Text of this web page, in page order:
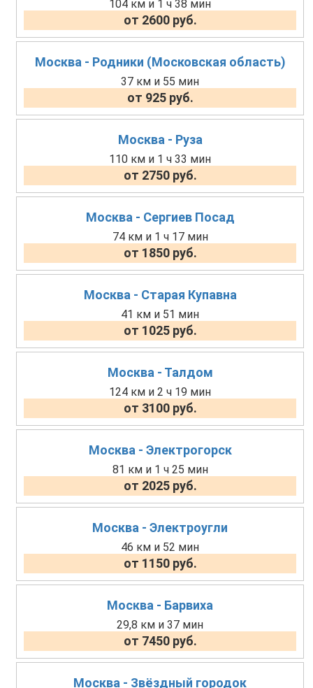
104 км и 1 ч 38 мин
от 2600 руб.
Москва - Родники (Московская область)
37 км и 55 мин
от 925 руб.
Москва - Руза
110 км и 1 ч 33 мин
от 2750 руб.
Москва - Сергиев Посад
74 км и 1 ч 17 мин
от 1850 руб.
Москва - Старая Купавна
41 км и 51 мин
от 1025 руб.
Москва - Талдом
124 км и 2 ч 19 мин
от 3100 руб.
Москва - Электрогорск
81 км и 1 ч 25 мин
от 2025 руб.
Москва - Электроугли
46 км и 52 мин
от 1150 руб.
Москва - Барвиха
29,8 км и 37 мин
от 7450 руб.
Москва - Звёздный городок